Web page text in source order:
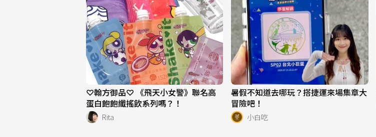
♡翰方御品♡ 《飛天小女警》聯名高
蛋白飽飽纖搖飲系列嗎？！
Rita
暑假不知道去哪玩？搭捷運來場集章大
冒險吧！
小白吃